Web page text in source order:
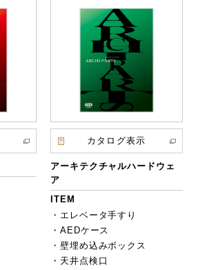
カタログ表示
アーキテクチャルハードウェ
ア
ITEM
・エレベータ手すり
・AEDケース
・壁埋め込みボックス
・天井点検口